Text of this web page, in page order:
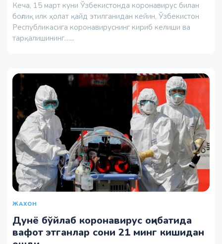
Кеча, 15 март куни Ўзбекистонда коронавирус билан
боғлиқ илк ҳолат қайд этилганидан кейин, Ўзбекистон
Республикасига коронавируснинг кириб келиши ва
тарқалишининг…...
ЖАХОН
Дунё бўйлаб коронавирус оқибатида
вафот этганлар сони 21 минг кишидан